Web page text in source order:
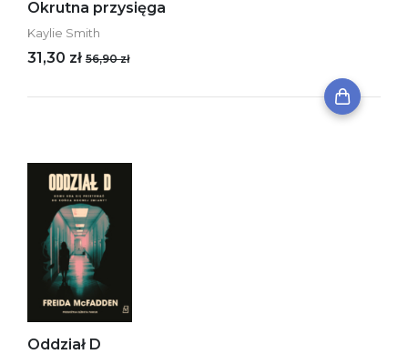
Okrutna przysięga
Kaylie Smith
31,30 zł 56,90 zł
Oddział D